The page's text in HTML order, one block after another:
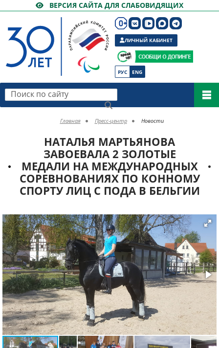
ВЕРСИЯ САЙТА ДЛЯ СЛАБОВИДЯЩИХ
РУС ENG
ЛИЧНЫЙ КАБИНЕТ
Поиск по сайту
Главная Пресс-центр Новости
НАТАЛЬЯ МАРТЬЯНОВА
ЗАВОЕВАЛА 2 ЗОЛОТЫЕ
МЕДАЛИ НА МЕЖДУНАРОДНЫХ
СОРЕВНОВАНИЯХ ПО КОННОМУ
СПОРТУ ЛИЦ С ПОДА В БЕЛЬГИИ